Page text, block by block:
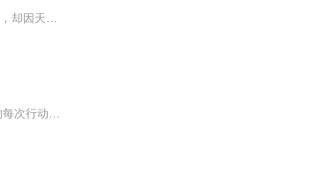
她本是21世纪的特工尤物，机缘巧合穿到一个傻妃身上，历经磨难，受尽屈辱。他本是世人称赞的战神王爷，却因天子嫉恨，被陷身残，深重寒毒，不良与行。
蒋介石佩剑，特工之王《戴笠全传》 他就是军统教父——戴笠、戴老板从国共内战到抗日战争，戴笠策划的每次行动都是时代的转折点他营救蒋介石、暗杀汪精卫、爆破武汉城、第一个侦破日本袭击珍珠港密电他有支神秘的红粉兵团——美女俏佳人们暗藏在秘密的敌...